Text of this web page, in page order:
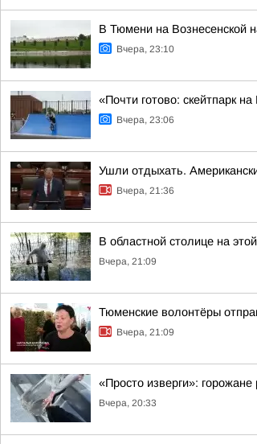
В Тюмени на Вознесенской
Вчера, 23:10
«Почти готово: скейтпарк
Вчера, 23:06
Ушли отдыхать.
Вчера, 21:36
В областной столице на
Вчера, 21:09
Тюменские волонтёры
Вчера, 21:09
«Просто изверги»:
Вчера, 20:33